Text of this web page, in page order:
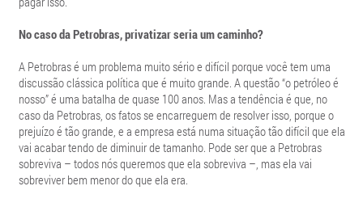
No caso da Petrobras, privatizar seria um caminho?
A Petrobras é um problema muito sério e difícil porque você tem uma
discussão clássica política que é muito grande. A questão “o petróleo é
nosso” é uma batalha de quase 100 anos. Mas a tendência é que, no
caso da Petrobras, os fatos se encarreguem de resolver isso, porque o
prejuízo é tão grande, e a empresa está numa situação tão difícil que ela
vai acabar tendo de diminuir de tamanho. Pode ser que a Petrobras
sobreviva – todos nós queremos que ela sobreviva –, mas ela vai
sobreviver bem menor do que ela era.